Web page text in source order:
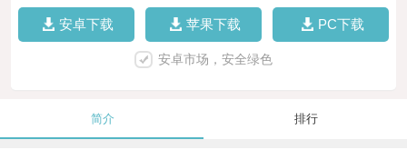
安卓下载 苹果下载 PC下载
安卓市场，安全绿色
简介 排行